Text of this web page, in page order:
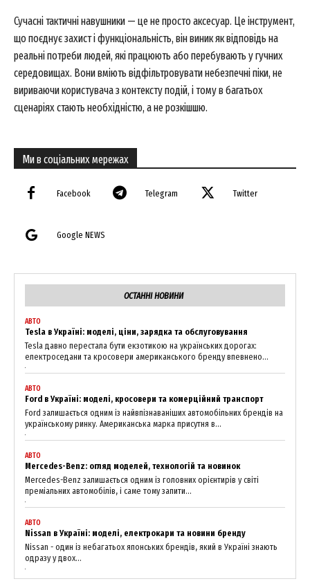
Сучасні тактичні навушники — це не просто аксесуар. Це інструмент,
що поєднує захист і функціональність, він виник як відповідь на
реальні потреби людей, які працюють або перебувають у гучних
середовищах. Вони вміють відфільтровувати небезпечні піки, не
вириваючи користувача з контексту подій, і тому в багатьох
сценаріях стають необхідністю, а не розкішшю.
Ми в соціальних мережах
Facebook Telegram Twitter
Google NEWS
ОСТАННІ НОВИНИ
АВТО
Tesla в Україні: моделі, ціни, зарядка та обслуговування
Tesla давно перестала бути екзотикою на українських дорогах:
електроседани та кросовери американського бренду впевнено...
АВТО
Ford в Україні: моделі, кросовери та комерційний транспорт
Ford залишається одним із найвпізнаваніших автомобільних брендів на
українському ринку. Американська марка присутня в...
АВТО
Mercedes-Benz: огляд моделей, технологій та новинок
Mercedes-Benz залишається одним із головних орієнтирів у світі
преміальних автомобілів, і саме тому запити...
АВТО
Nissan в Україні: моделі, електрокари та новини бренду
Nissan - один із небагатьох японських брендів, який в Україні знають
одразу у двох...